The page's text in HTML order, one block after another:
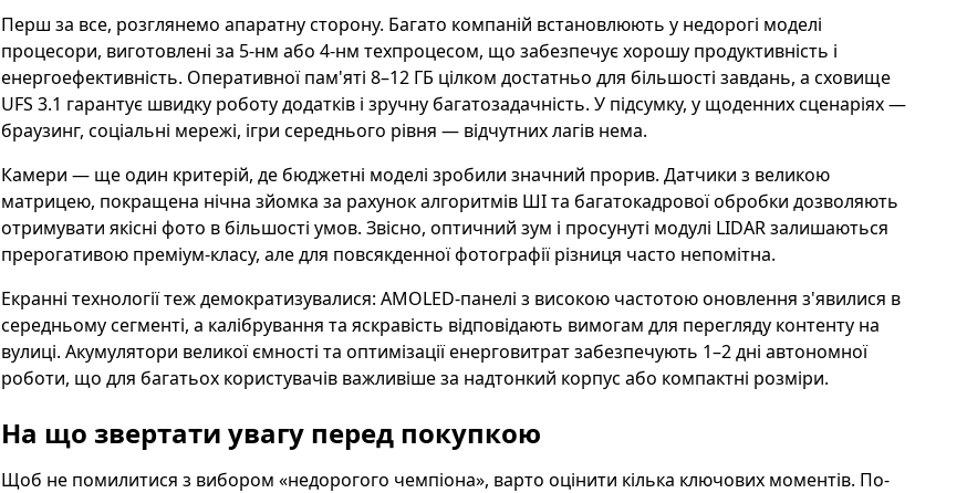
Перш за все, розглянемо апаратну сторону. Багато компаній встановлюють у недорогі моделі
процесори, виготовлені за 5-нм або 4-нм техпроцесом, що забезпечує хорошу продуктивність і
енергоефективність. Оперативної пам'яті 8–12 ГБ цілком достатньо для більшості завдань, а сховище
UFS 3.1 гарантує швидку роботу додатків і зручну багатозадачність. У підсумку, у щоденних сценаріях —
браузинг, соціальні мережі, ігри середнього рівня — відчутних лагів нема.
Камери — ще один критерій, де бюджетні моделі зробили значний прорив. Датчики з великою
матрицею, покращена нічна зйомка за рахунок алгоритмів ШІ та багатокадрової обробки дозволяють
отримувати якісні фото в більшості умов. Звісно, оптичний зум і просунуті модулі LIDAR залишаються
прерогативою преміум-класу, але для повсякденної фотографії різниця часто непомітна.
Екранні технології теж демократизувалися: AMOLED-панелі з високою частотою оновлення з'явилися в
середньому сегменті, а калібрування та яскравість відповідають вимогам для перегляду контенту на
вулиці. Акумулятори великої ємності та оптимізації енерговитрат забезпечують 1–2 дні автономної
роботи, що для багатьох користувачів важливіше за надтонкий корпус або компактні розміри.
На що звертати увагу перед покупкою
Щоб не помилитися з вибором «недорогого чемпіона», варто оцінити кілька ключових моментів. По-